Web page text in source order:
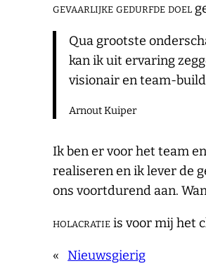
gevaarlijke gedurfde doel
Qua grootste
kan ik uit ervaring
visionair en team-
Arnout Kuiper
Ik ben er voor het team
realiseren en ik lever de
ons voortdurend aan.
holacratieis voor mij het
« Nieuwsgierig